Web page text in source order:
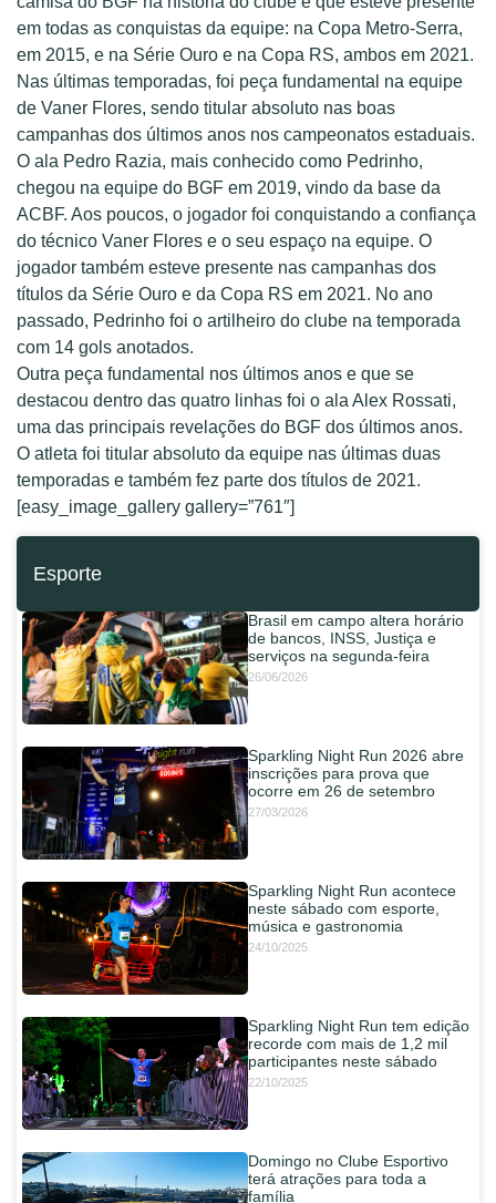
em todas as conquistas da equipe: na Copa Metro-Serra,
em 2015, e na Série Ouro e na Copa RS, ambos em 2021.
Nas últimas temporadas, foi peça fundamental na equipe
de Vaner Flores, sendo titular absoluto nas boas
campanhas dos últimos anos nos campeonatos estaduais.
O ala Pedro Razia, mais conhecido como Pedrinho,
chegou na equipe do BGF em 2019, vindo da base da
ACBF. Aos poucos, o jogador foi conquistando a confiança
do técnico Vaner Flores e o seu espaço na equipe. O
jogador também esteve presente nas campanhas dos
títulos da Série Ouro e da Copa RS em 2021. No ano
passado, Pedrinho foi o artilheiro do clube na temporada
com 14 gols anotados.
Outra peça fundamental nos últimos anos e que se
destacou dentro das quatro linhas foi o ala Alex Rossati,
uma das principais revelações do BGF dos últimos anos.
O atleta foi titular absoluto da equipe nas últimas duas
temporadas e também fez parte dos títulos de 2021.
[easy_image_gallery gallery=”761″]
Esporte
Brasil em campo altera horário
de bancos, INSS, Justiça e
serviços na segunda-feira
26/06/2026
Sparkling Night Run 2026 abre
inscrições para prova que
ocorre em 26 de setembro
27/03/2026
Sparkling Night Run acontece
neste sábado com esporte,
música e gastronomia
24/10/2025
Sparkling Night Run tem edição
recorde com mais de 1,2 mil
participantes neste sábado
22/10/2025
Domingo no Clube Esportivo
terá atrações para toda a
família